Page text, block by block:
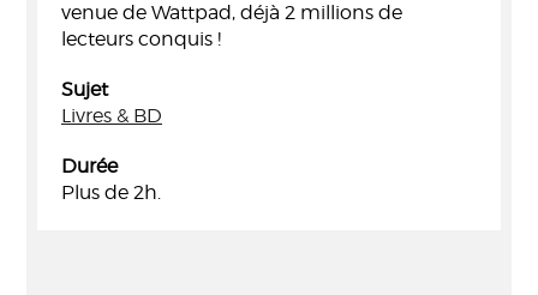
venue de Wattpad, déjà 2 millions de
lecteurs conquis !
Sujet
Livres & BD
Durée
Plus de 2h.